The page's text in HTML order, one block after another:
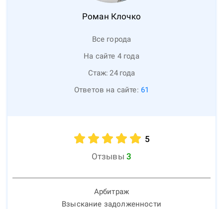
Роман Клочко
Все города
На сайте 4 года
Стаж: 24 года
Ответов на сайте: 61
5
Отзывы 3
Арбитраж
Взыскание задолженности